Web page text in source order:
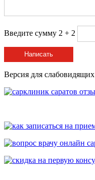
Введите сумму 2 + 2
Написать
Версия для слабовидящих